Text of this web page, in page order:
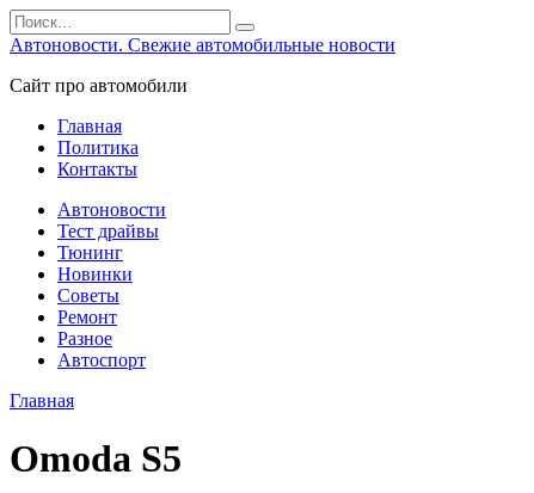
Перейти
к
Search
for:
Автоновости. Свежие автомобильные новости
Сайт про автомобили
Главная
Политика
Контакты
Автоновости
Тест драйвы
Тюнинг
Новинки
Советы
Ремонт
Разное
Автоспорт
Главная
Omoda S5